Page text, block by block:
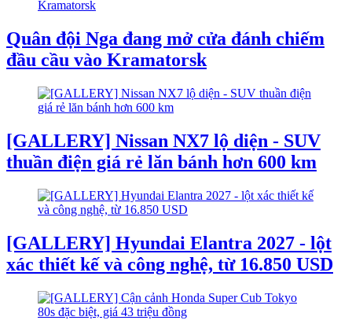
Quân đội Nga đang mở cửa đánh chiếm
đầu cầu vào Kramatorsk
[GALLERY] Nissan NX7 lộ diện - SUV
thuần điện giá rẻ lăn bánh hơn 600 km
[GALLERY] Hyundai Elantra 2027 - lột
xác thiết kế và công nghệ, từ 16.850 USD